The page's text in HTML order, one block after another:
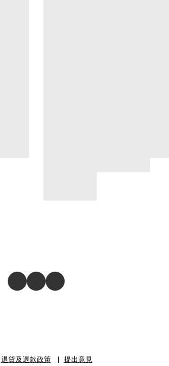
退貨及退款政策 提出意見